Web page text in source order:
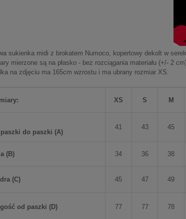
sukienka midi z brokatem Numoco, kopertowy dekolt w
mierzone są na płasko - bez rozciągania materiału (+/- 2
na zdjęciu ma 165cm wzrostu i ma ubrany rozmiar XS.
XS S M
do paszki (A)
41 43 45
(B) 34 36 38
(C) 45 47 49
od paszki ( D) 77 77 78